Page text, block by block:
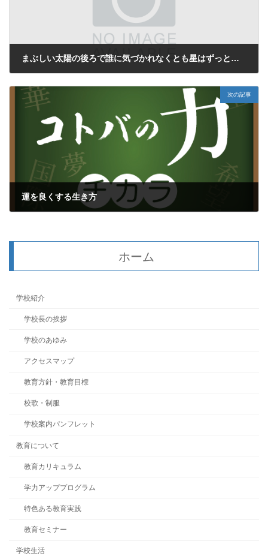
まぶしい太陽の後ろで誰に気づかれなくとも星はずっときらめいている
次の記事
運を良くする生き方
ホーム
学校紹介
学校長の挨拶
学校のあゆみ
アクセスマップ
教育方針・教育目標
校歌・制服
学校案内パンフレット
教育について
教育カリキュラム
学力アッププログラム
特色ある教育実践
教育セミナー
学校生活